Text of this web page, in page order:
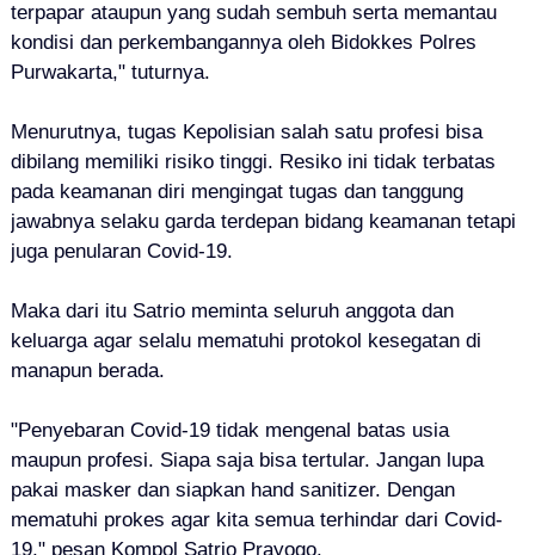
terpapar ataupun yang sudah sembuh serta memantau
kondisi dan perkembangannya oleh Bidokkes Polres
Purwakarta," tuturnya.
Menurutnya, tugas Kepolisian salah satu profesi bisa
dibilang memiliki risiko tinggi. Resiko ini tidak terbatas
pada keamanan diri mengingat tugas dan tanggung
jawabnya selaku garda terdepan bidang keamanan tetapi
juga penularan Covid-19.
Maka dari itu Satrio meminta seluruh anggota dan
keluarga agar selalu mematuhi protokol kesegatan di
manapun berada.
"Penyebaran Covid-19 tidak mengenal batas usia
maupun profesi. Siapa saja bisa tertular. Jangan lupa
pakai masker dan siapkan hand sanitizer. Dengan
mematuhi prokes agar kita semua terhindar dari Covid-
19," pesan Kompol Satrio Prayogo.